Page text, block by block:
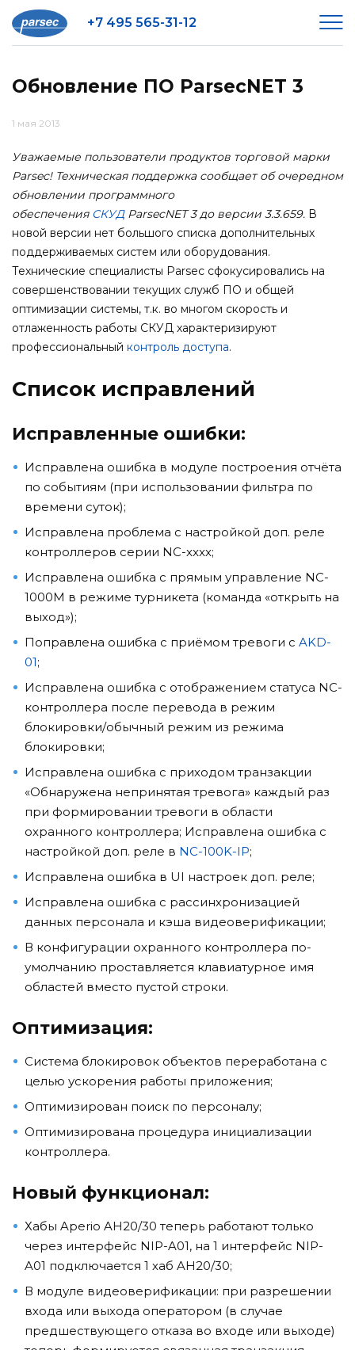
+7 495 565-31-12
Обновление ПО ParsecNET 3
1 мая 2013
Уважаемые пользователи продуктов торговой марки
Parsec! Техническая поддержка сообщает об очередном
обновлении программного
обеспечения СКУДParsecNET 3 до версии 3.3.659. В
новой версии нет большого списка дополнительных
поддерживаемых систем или оборудования.
Технические специалисты Parsec сфокусировались на
совершенствовании текущих служб ПО и общей
оптимизации системы, т.к. во многом скорость и
отлаженность работы СКУД характеризируют
профессиональный контроль доступа.
Список исправлений
Исправленные ошибки:
Исправлена ошибка в модуле построения отчёта
по событиям (при использовании фильтра по
времени суток);
Исправлена проблема с настройкой доп. реле
контроллеров серии NC-xxxx;
Исправлена ошибка с прямым управление NC-
1000M в режиме турникета (команда «открыть на
выход»);
Поправлена ошибка с приёмом тревоги с AKD-
01;
Исправлена ошибка с отображением статуса NC-
контроллера после перевода в режим
блокировки/обычный режим из режима
блокировки;
Исправлена ошибка с приходом транзакции
«Обнаружена непринятая тревога» каждый раз
при формировании тревоги в области
охранного контроллера; Исправлена ошибка с
настройкой доп. реле в NC-100K-IP;
Исправлена ошибка в UI настроек доп. реле;
Исправлена ошибка с рассинхронизацией
данных персонала и кэша видеоверификации;
В конфигурации охранного контроллера по-
умолчанию проставляется клавиатурное имя
областей вместо пустой строки.
Оптимизация:
Система блокировок объектов переработана с
целью ускорения работы приложения;
Оптимизирован поиск по персоналу;
Оптимизирована процедура инициализации
контроллера.
Новый функционал:
Хабы Aperio AH20/30 теперь работают только
через интерфейс NIP-A01, на 1 интерфейс NIP-
A01 подключается 1 хаб AH20/30;
В модуле видеоверификации: при разрешении
входа или выхода оператором (в случае
предшествующего отказа во входе или выходе)